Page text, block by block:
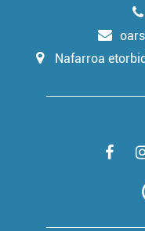
Nafarroa